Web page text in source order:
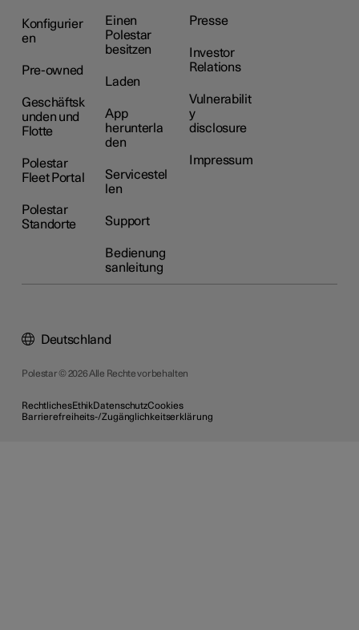
Konfigurier
en
Pre-owned
Geschäftsk
unden und
Flotte
Polestar
Fleet Portal
Polestar
Standorte
Einen
Polestar
besitzen
Laden
App
herunterla
den
Servicestel
len
Support
Bedienung
sanleitung
Presse
Investor
Relations
Vulnerabilit
y
disclosure
Impressum
Polestar © 2026 Alle Rechte vorbehalten
RechtlichesEthikDatenschutzCookies
Barrierefreiheits-/Zugänglichkeitserklärung
Deutschland